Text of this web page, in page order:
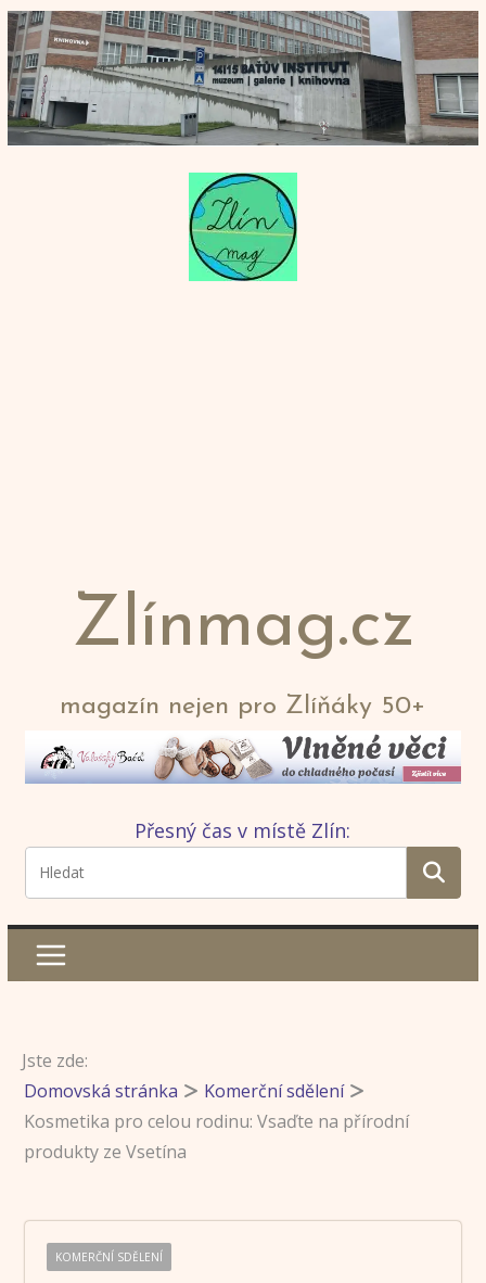
Přeskočit
na
obsah
Zlínmag.cz
magazín nejen pro Zlíňáky 50+
Přesný čas v místě Zlín:
Jste zde:
Domovská stránka
Komerční sdělení
Kosmetika pro celou rodinu: Vsaďte na přírodní
produkty ze Vsetína
KOMERČNÍ SDĚLENÍ